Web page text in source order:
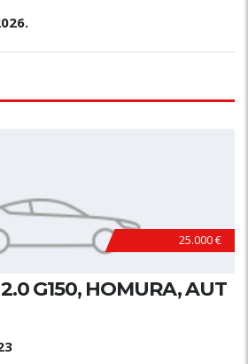
25.000 €
G150, HOMURA, AUT